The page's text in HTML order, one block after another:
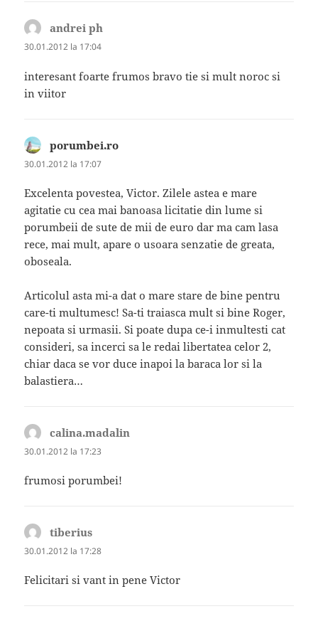
andrei ph
30.01.2012 la 17:04
interesant foarte frumos bravo tie si mult noroc si
in viitor
porumbei.ro
30.01.2012 la 17:07
Excelenta povestea, Victor. Zilele astea e mare
agitatie cu cea mai banoasa licitatie din lume si
porumbeii de sute de mii de euro dar ma cam lasa
rece, mai mult, apare o usoara senzatie de greata,
oboseala.
Articolul asta mi-a dat o mare stare de bine pentru
care-ti multumesc! Sa-ti traiasca mult si bine Roger,
nepoata si urmasii. Si poate dupa ce-i inmultesti cat
consideri, sa incerci sa le redai libertatea celor 2,
chiar daca se vor duce inapoi la baraca lor si la
balastiera…
calina.madalin
30.01.2012 la 17:23
frumosi porumbei!
tiberius
30.01.2012 la 17:28
Felicitari si vant in pene Victor